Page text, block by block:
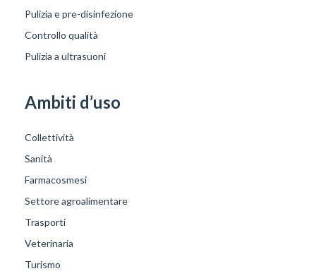
Pulizia e pre-disinfezione
Controllo qualità
Pulizia a ultrasuoni
Ambiti d’uso
Collettività
Sanità
Farmacosmesi
Settore agroalimentare
Trasporti
Veterinaria
Turismo